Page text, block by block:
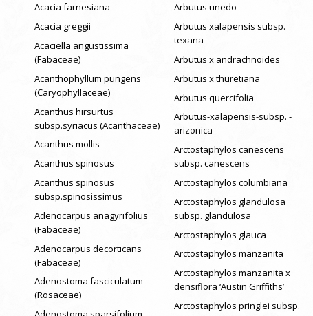
Acacia farnesiana
Acacia greggii
Acaciella angustissima
(Fabaceae)
Acanthophyllum pungens
(Caryophyllaceae)
Acanthus hirsurtus
subsp.syriacus (Acanthaceae)
Acanthus mollis
Acanthus spinosus
Acanthus spinosus
subsp.spinosissimus
Adenocarpus anagyrifolius
(Fabaceae)
Adenocarpus decorticans
(Fabaceae)
Adenostoma fasciculatum
(Rosaceae)
Arbutus unedo
Arbutus xalapensis subsp.
texana
Arbutus x andrachnoides
Arbutus x thuretiana
Arbutus quercifolia
Arbutus-xalapensis-subsp. -
arizonica
Arctostaphylos canescens
subsp. canescens
Arctostaphylos columbiana
Arctostaphylos glandulosa
subsp. glandulosa
Arctostaphylos glauca
Arctostaphylos manzanita
Arctostaphylos manzanita x
densiflora ‘Austin Griffiths’
Arctostaphylos pringlei subsp.